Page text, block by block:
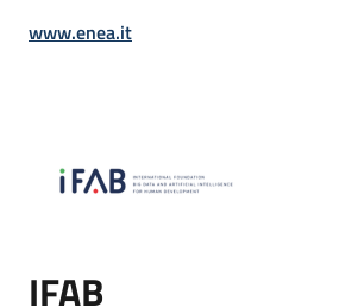
www.enea.it
IFAB